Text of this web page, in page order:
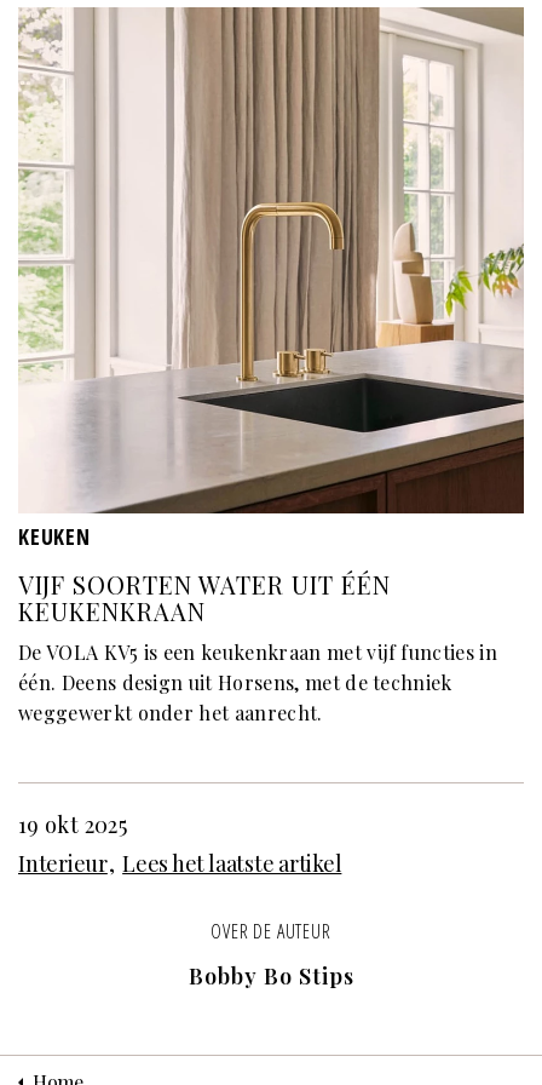
KEUKEN
VIJF SOORTEN WATER UIT ÉÉN
KEUKENKRAAN
De VOLA KV5 is een keukenkraan met vijf functies in
één. Deens design uit Horsens, met de techniek
weggewerkt onder het aanrecht.
19 okt 2025
Interieur Lees het laatste artikel
OVER DE AUTEUR
Bobby Bo Stips